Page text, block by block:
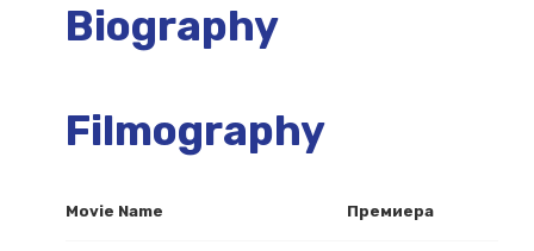
Biography
Filmography
Movie Name Премиера